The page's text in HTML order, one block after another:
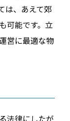
は、あえて郊
可能です。立
営に最適な物